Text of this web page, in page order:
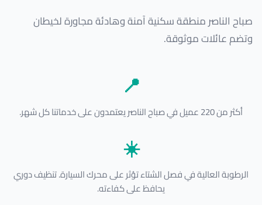
صباح الناصر منطقة سكنية آمنة وهادئة مجاورة لخيطان
وتضم عائلات موثوقة.
📍
أكثر من 220 عميل في صباح الناصر يعتمدون على خدماتنا كل شهر.
☀️
الرطوبة العالية في فصل الشتاء تؤثر على محرك السيارة. تنظيف دوري
يحافظ على كفاءته.